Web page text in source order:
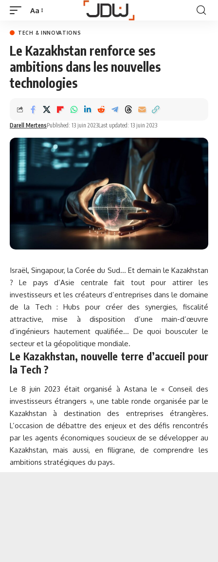
Aa
TECH & INNOVATIONS
Le Kazakhstan renforce ses
ambitions dans les nouvelles
technologies
Darell MertensPublished: 13 juin 2023Last updated: 13 juin 2023
Israël, Singapour, la Corée du Sud… Et demain le Kazakhstan
? Le pays d’Asie centrale fait tout pour attirer les
investisseurs et les créateurs d’entreprises dans le domaine
de la Tech : Hubs pour créer des synergies, fiscalité
attractive, mise à disposition d’une main-d’œuvre
d’ingénieurs hautement qualifiée… De quoi bousculer le
secteur et la géopolitique mondiale.
Le Kazakhstan, nouvelle terre d’accueil pour
la Tech ?
Le 8 juin 2023 était organisé à Astana le « Conseil des
investisseurs étrangers », une table ronde organisée par le
Kazakhstan à destination des entreprises étrangères.
L’occasion de débattre des enjeux et des défis rencontrés
par les agents économiques soucieux de se développer au
Kazakhstan, mais aussi, en filigrane, de comprendre les
ambitions stratégiques du pays.